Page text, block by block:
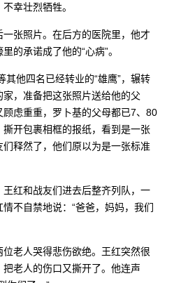
幸壮烈牺牲。
张照片。在后方的医院里，他才
的承诺成了他的“心病”。
他四名已经转业的“雄鹰”，辗转
，准备把这张照片送给他的父
虑重重，罗卜基的父母都已7、80
开包裹相框的报纸，看到是一张
释然了，他们原以为是一张标准
红和战友们进去后整齐列队，一
不自禁地说：“爸爸，妈妈，我们
老人哭得悲伤欲绝。王红突然很
老人的伤口又撕开了。他连声